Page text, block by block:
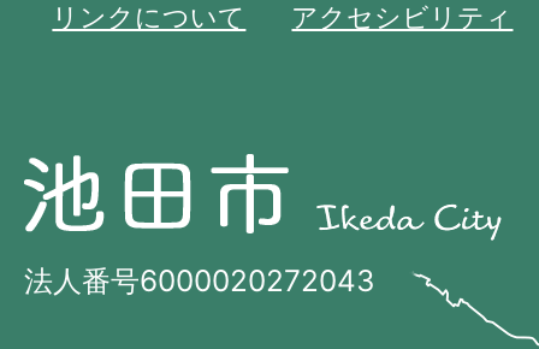
リンクについて アクセシビリティ
池
田
市
法人番号6000020272043
田
市
の